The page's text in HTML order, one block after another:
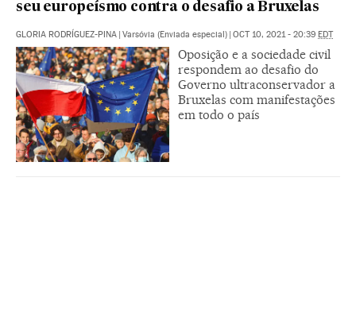
seu europeísmo contra o desafio a Bruxelas
GLORIA RODRÍGUEZ-PINA Varsóvia (Enviada especial) OCT 10, 2021 - 20:39 EDT
Oposição e a sociedade civil
respondem ao desafio do
Governo ultraconservador a
Bruxelas com manifestações
em todo o país